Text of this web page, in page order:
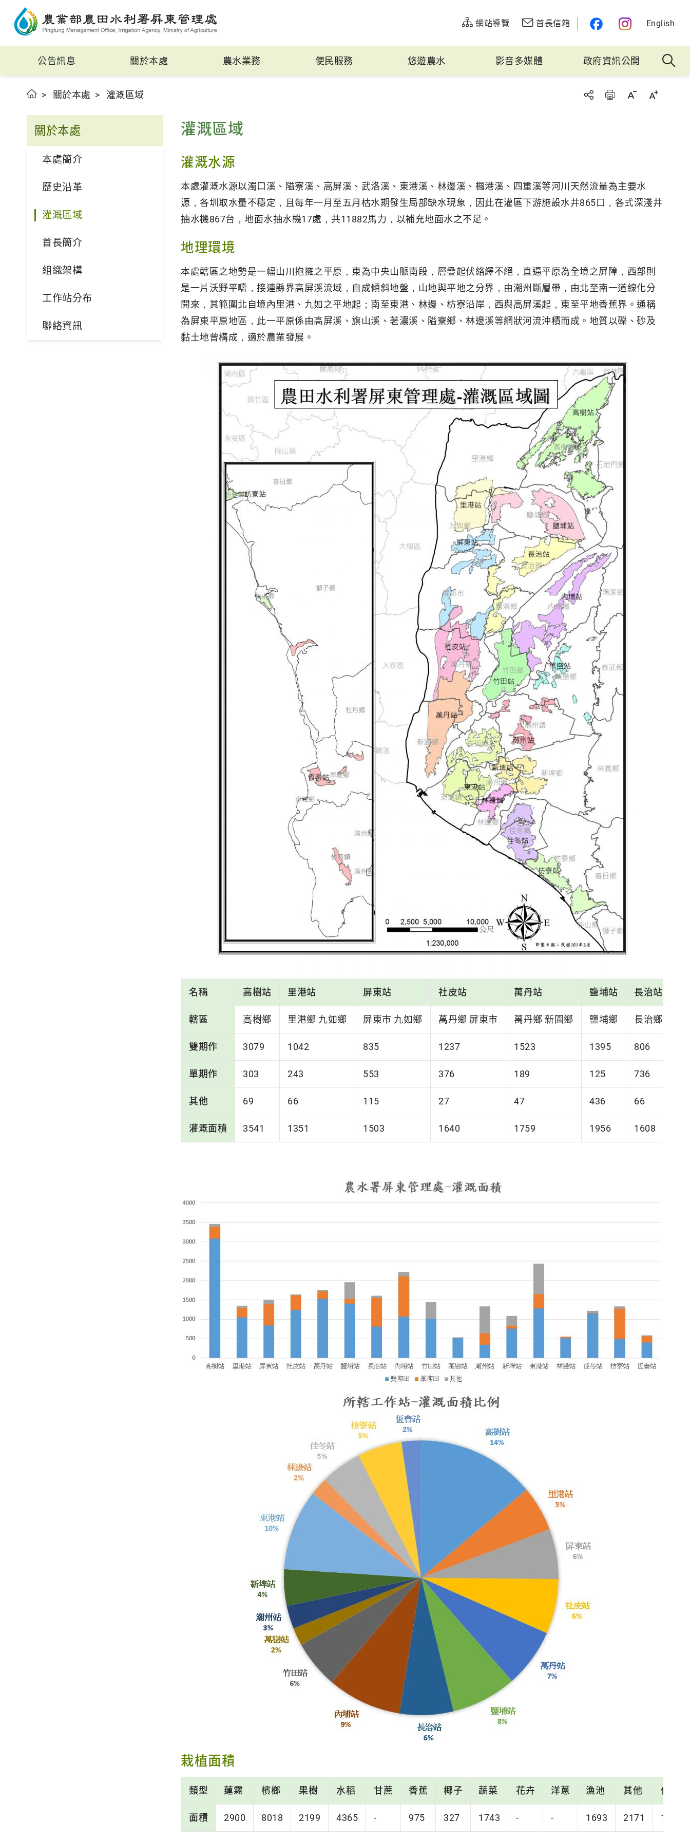
網站導覽 首長信箱 English
公告訊息 關於本處 農水業務 便民服務 悠遊農水 影音多媒體 政府資訊公開
關於本處 灌溉區域
關於本處
本處簡介
歷史沿革
灌溉區域
首長簡介
組織架構
工作站分布
聯絡資訊
灌溉區域
灌溉水源
本處灌溉水源以濁口溪、隘寮溪、高屏溪、武洛溪、東港溪、林邊溪、楓港溪、四重溪等河川天然流量為主要水
源，各圳取水量不穩定，且每年一月至五月枯水期發生局部缺水現象，因此在灌區下游施設水井865口，各式深淺井
抽水機867台，地面水抽水機17處，共11882馬力，以補充地面水之不足。
地理環境
本處轄區之地勢是一幅山川抱擁之平原，東為中央山脈南段，層疊起伏絡繹不絕，直逼平原為全境之屏障，西部則
是一片沃野平疇，接連縣界高屏溪流域，自成傾斜地盤，山地與平地之分界，由潮州斷層帶，由北至南一道線化分
開來，其範圍北自境內里港、九如之平地起；南至東港、林邊、枋寮沿岸，西與高屏溪起，東至平地香蕉界。通稱
為屏東平原地區，此一平原係由高屏溪、旗山溪、荖濃溪、隘寮鄉、林邊溪等網狀河流沖積而成。地質以礫、砂及
黏土地曾構成，適於農業發展。
名稱 高樹站 里港站 屏東站 社皮站 萬丹站 鹽埔站 長治站
轄區 高樹鄉 里港鄉 九如鄉 屏東市 九如鄉 萬丹鄉 屏東市 萬丹鄉 新園鄉 鹽埔鄉 長治鄉 麟洛
雙期作 3079 1042 835 1237 1523 1395 806
單期作 303 243 553 376 189 125 736
其他 69 66 115 27 47 436 66
灌溉面積 3541 1351 1503 1640 1759 1956 1608
栽植面積
類型 蓮霧 檳榔 果樹 水稻 甘蔗 香蕉 椰子 蔬菜 花卉 洋蔥 漁池 其他 休耕
面積 2900 8018 2199 4365 - 975 327 1743 - - 1693 2171 1036